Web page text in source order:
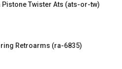
Pistone Twister Ats (ats-or-tw)
Retroarms (ra-6835)